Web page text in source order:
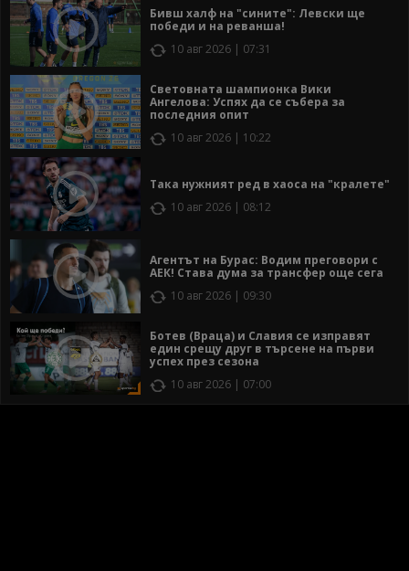
Бивш халф на "сините": Левски ще
победи и на реванша!
10 авг 2026 | 07:31
Световната шампионка Вики
Ангелова: Успях да се събера за
последния опит
10 авг 2026 | 10:22
Така нужният ред в хаоса на "кралете"
10 авг 2026 | 08:12
Агентът на Бурас: Водим преговори с
АЕК! Става дума за трансфер още сега
10 авг 2026 | 09:30
Ботев (Враца) и Славия се изправят
един срещу друг в търсене на първи
успех през сезона
10 авг 2026 | 07:00